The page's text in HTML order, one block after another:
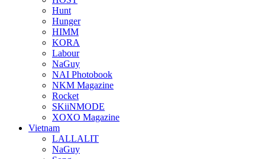
Hunt
Hunger
HIMM
KORA
Labour
NaGuy
NAI Photobook
NKM Magazine
Rocket
SKiiNMODE
XOXO Magazine
Vietnam
LALLALIT
NaGuy